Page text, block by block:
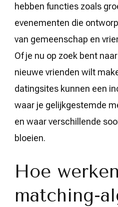
hebben functies zoals
evenementen die
van gemeenschap en
Of je nu op zoek bent
nieuwe vrienden wilt
datingsites kunnen een
waar je gelijkgestemde
en waar verschillende
bloeien.
Hoe werken
matching-